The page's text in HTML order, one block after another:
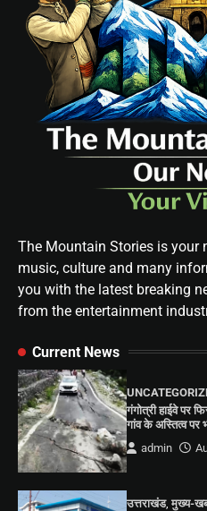
The Mountain Stories is your
music, culture and many
you with the latest breaking
from the entertainment
Current News
गंगोत्री हाईवे पर
गांव के अस्तित्व पर
admin
उत्तराखंड,मुख्य-